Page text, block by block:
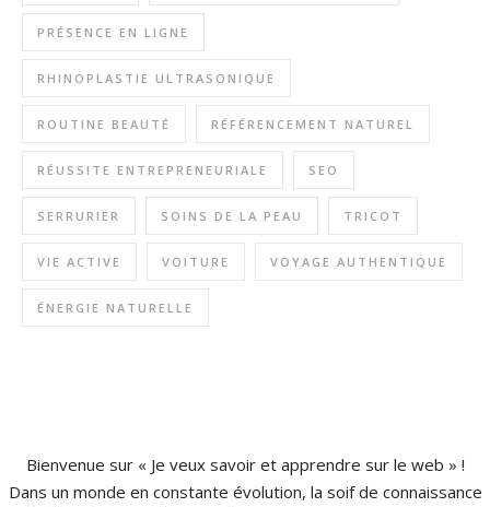
PRÉSENCE EN LIGNE
RHINOPLASTIE ULTRASONIQUE
ROUTINE BEAUTÉ RÉFÉRENCEMENT NATUREL
RÉUSSITE ENTREPRENEURIALE SEO
SERRURIER SOINS DE LA PEAU TRICOT
VIE ACTIVE VOITURE VOYAGE AUTHENTIQUE
ÉNERGIE NATURELLE
Bienvenue sur « Je veux savoir et apprendre sur le web » !
Dans un monde en constante évolution, la soif de connaissance